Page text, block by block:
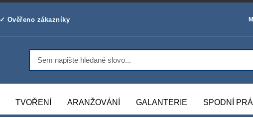
✓ Ověřeno zákazníky
TVOŘENÍ ARANŽOVÁNÍ GALANTERIE SPODNÍ